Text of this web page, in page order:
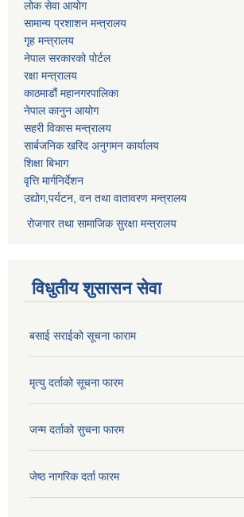
लोक सेवा आयोग
सामान्य प्रशाशन मन्त्रालय
गृह मन्त्रालय
नेपाल सरकारको पोर्टल
रक्षा मन्त्रालय
काठमाडौं महानगरपालिका
नेपाल कानुन आयोग
सहरी विकास मन्त्रालय
सार्बजनिक खरिद अनुगमन कार्यालय
शिक्षा बिभाग
वृत्ति मार्गनिर्देशन
उद्योग,पर्यटन, वन तथा वातावरण मन्त्रालय
रोजगार तथा सामाजिक सुरक्षा मन्त्रालय
विधुतीय शुसासन सेवा
बसाई सराईको सूचना फाराम
मृत्यु दर्ताको सूचना फारम
जन्म दर्ताको सुचना फारम
जेष्ठ नागरिक दर्ता फारम